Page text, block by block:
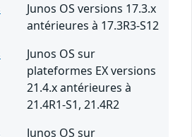
Junos OS versions 17.3.x
antérieures à 17.3R3-S12
Junos OS sur
plateformes EX versions
21.4.x antérieures à
21.4R1-S1, 21.4R2
Junos OS sur